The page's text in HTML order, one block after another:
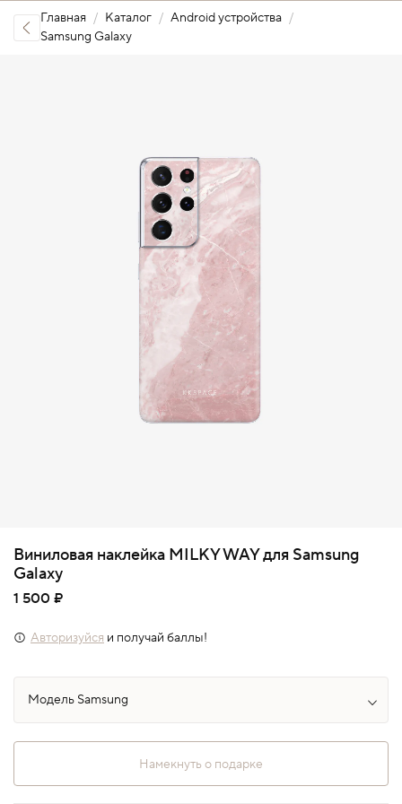
Главная Каталог
Android устройства
Samsung Galaxy
Виниловая наклейка MILKY WAY для Samsung
Galaxy
1 500 ₽
Авторизуйся и получай баллы!
Намекнуть о подарке